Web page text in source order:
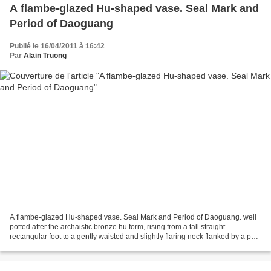
A flambe-glazed Hu-shaped vase. Seal Mark and
Period of Daoguang
Publié le 16/04/2011 à 16:42
Par Alain Truong
A flambe-glazed Hu-shaped vase. Seal Mark and Period of Daoguang. well
potted after the archaistic bronze hu form, rising from a tall straight
rectangular foot to a gently waisted and slightly flaring neck flanked by a pair